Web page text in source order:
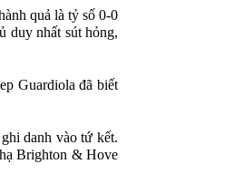
quả là tỷ số 0-0
duy nhất sút hỏng,
Guardiola đã biết
danh vào tứ kết.
Brighton & Hove